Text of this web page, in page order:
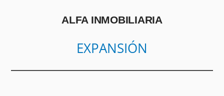
ALFA INMOBILIARIA
EXPANSIÓN